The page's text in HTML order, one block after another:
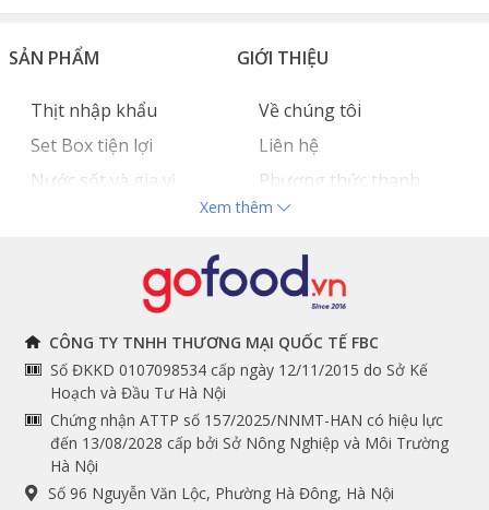
SẢN PHẨM
Thịt nhập khẩu
Set Box tiện lợi
Nước sốt và gia vị
GIỚI THIỆU
Về chúng tôi
Liên hệ
Phương thức thanh
toán
Tuyển dụng
THÔNG TIN
Chính sách và quy định
chung
Hướng dẫn đặt hàng
Cam kết chất lượng
THEO DÕI NGAY
Facebook
Instagram
Youtube
Tiktok
Xem thêm
CÔNG TY TNHH THƯƠNG MẠI QUỐC TẾ FBC
Số ĐKKD 0107098534 cấp ngày 12/11/2015 do Sở Kế
Hoạch và Đầu Tư Hà Nội
Chứng nhận ATTP số 157/2025/NNMT-HAN có hiệu lực
đến 13/08/2028 cấp bởi Sở Nông Nghiệp và Môi Trường
Hà Nội
Số 96 Nguyễn Văn Lộc, Phường Hà Đông, Hà Nội